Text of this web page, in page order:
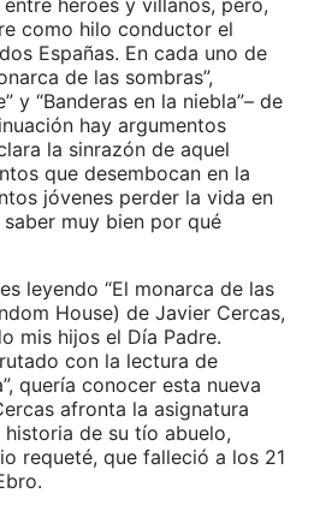
héroes y villanos, pero,
como hilo conductor el
Españas. En cada uno de
de las sombras”,
y “Banderas en la niebla”– de
hay argumentos
la sinrazón de aquel
que desembocan en la
jóvenes perder la vida en
muy bien por qué
leyendo “El monarca de las
House) de Javier Cercas,
mis hijos el Día Padre.
con la lectura de
quería conocer esta nueva
afronta la asignatura
de su tío abuelo,
requeté, que falleció a los 21